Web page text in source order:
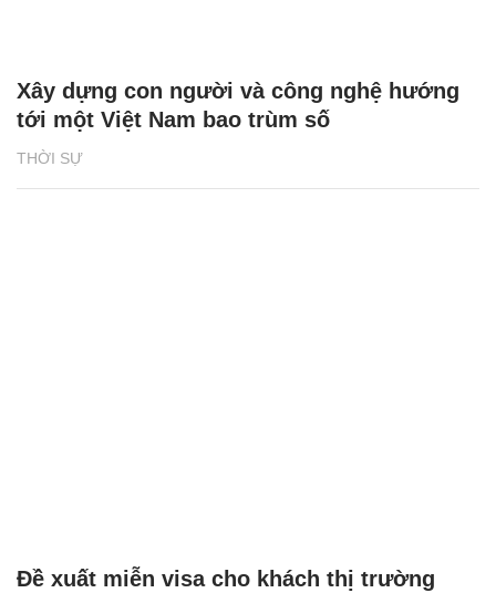
THỜI SỰ
Xây dựng con người và công nghệ hướng
tới một Việt Nam bao trùm số
Đề xuất miễn visa cho khách thị trường